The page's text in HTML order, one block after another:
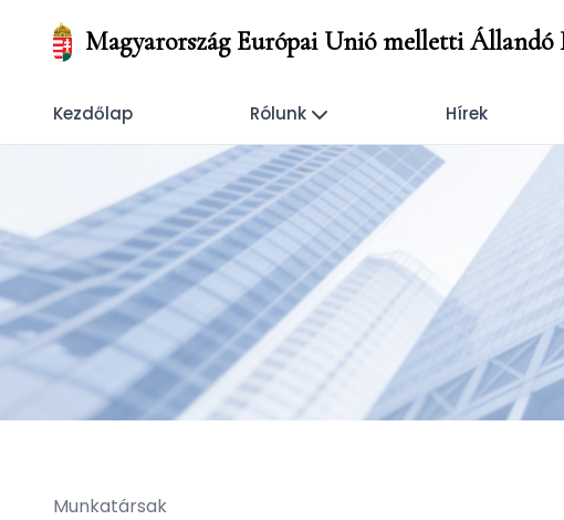
Magyarország Európai Unió melletti Állandó
Kezdőlap Rólunk Hírek
Munkatársak